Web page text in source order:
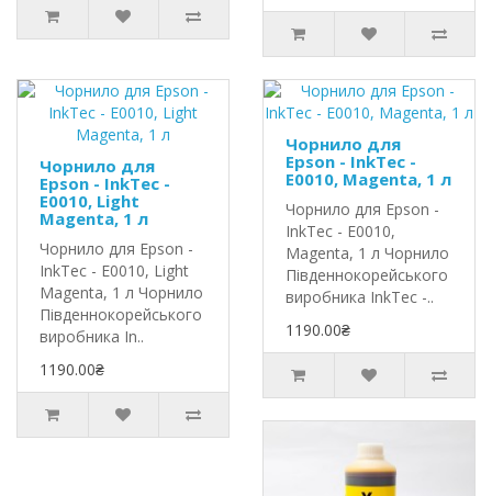
Чорнило для
Epson - InkTec -
E0010, Light
Magenta, 1 л
Чорнило для Epson -
InkTec - E0010, Light
Magenta, 1 л Чорнило
Південнокорейського
виробника In..
1190.00₴
Чорнило для
Epson - InkTec -
E0010, Magenta, 1 л
Чорнило для Epson -
InkTec - E0010,
Magenta, 1 л Чорнило
Південнокорейського
виробника InkTec -..
1190.00₴